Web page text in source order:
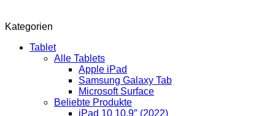
Kategorien
Tablet
Alle Tablets
Apple iPad
Samsung Galaxy Tab
Microsoft Surface
Beliebte Produkte
iPad 10 10,9″ (2022)